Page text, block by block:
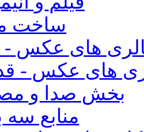
ساخت
های عکس -
های عکس -
بخش صدا و
منابع سه